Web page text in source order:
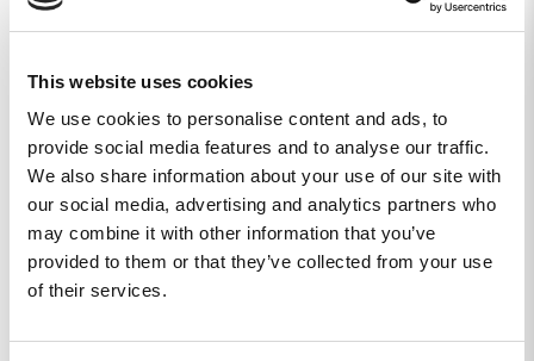
This website uses cookies
We use cookies to personalise content and ads, to
provide social media features and to analyse our traffic.
We also share information about your use of our site with
our social media, advertising and analytics partners who
may combine it with other information that you’ve
provided to them or that they’ve collected from your use
of their services.
checkouten. Väljer du kort reserveras beloppet.
samtidigt som vi skickar din beställning.
4,7 Baserat på 3 recensioner
2